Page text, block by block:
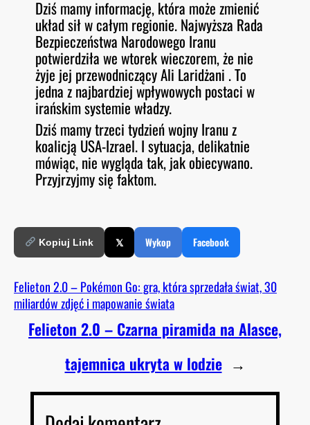
O
D
E
RSS FEED
LINK
EMBED
Dziś mamy informację, która może zmienić
układ sił w całym regionie. Najwyższa Rada
Bezpieczeństwa Narodowego Iranu
potwierdziła we wtorek wieczorem, że nie
żyje jej przewodniczący Ali Laridżani . To
jedna z najbardziej wpływowych postaci w
irańskim systemie władzy.
Dziś mamy trzeci tydzień wojny Iranu z
koalicją USA-Izrael. I sytuacja, delikatnie
mówiąc, nie wygląda tak, jak obiecywano.
Przyjrzyjmy się faktom.
Kopiuj Link 𝕏 Wykop Facebook
Felieton 2.0 – Pokémon Go: gra, która sprzedała świat, 30
miliardów zdjęć i mapowanie świata
Felieton 2.0 – Czarna piramida na Alasce,
tajemnica ukryta w lodzie →